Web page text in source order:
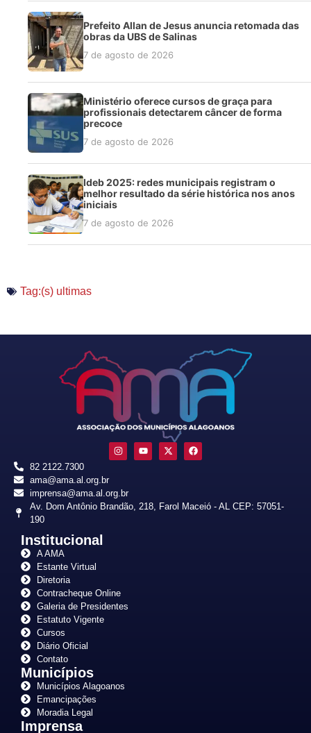
Prefeito Allan de Jesus anuncia retomada das
obras da UBS de Salinas
7 de agosto de 2026
Ministério oferece cursos de graça para
profissionais detectarem câncer de forma
precoce
7 de agosto de 2026
Ideb 2025: redes municipais registram o
melhor resultado da série histórica nos anos
iniciais
7 de agosto de 2026
Tag:(s) ultimas
82 2122.7300
ama@ama.al.org.br
imprensa@ama.al.org.br
Av. Dom Antônio Brandão, 218, Farol Maceió - AL CEP: 57051-
190
Institucional
A AMA
Estante Virtual
Diretoria
Contracheque Online
Galeria de Presidentes
Estatuto Vigente
Cursos
Diário Oficial
Contato
Municípios
Municípios Alagoanos
Emancipações
Moradia Legal
Imprensa